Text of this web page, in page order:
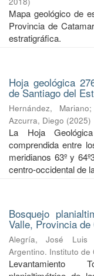
Mapa geológico de
Provincia de
estratigráfica.
Hoja geológica
de Santiago del
Hernández, Mariano;
Azcurra, Diego (2025)
La Hoja
comprendida entre
meridianos 63º y
centro-occidental de
Bosquejo
Valle, Provincia
Alegría, José Luis
Argentino. Instituto de
Levantamiento